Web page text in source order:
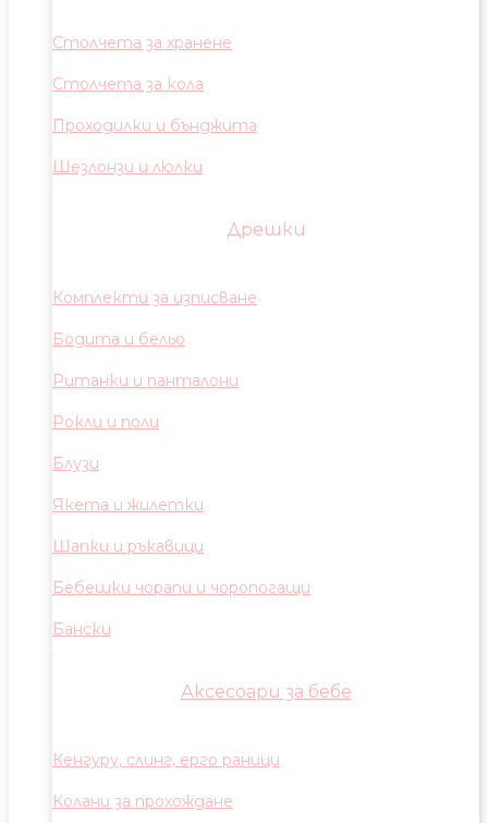
Столчета за хранене
Столчета за кола
Проходилки и бънджита
Шезлонзи и люлки
Дрешки
Комплекти за изписване
Бодита и бельо
Ританки и панталони
Рокли и поли
Блузи
Якета и жилетки
Шапки и ръкавици
Бебешки чорапи и чоропогащи
Бански
Аксесоари за бебе
Кенгуру, слинг, ерго раници
Колани за прохождане